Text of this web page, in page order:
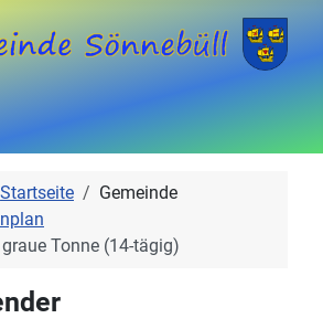
Startseite
Gemeinde
Tonne (14-tägig)